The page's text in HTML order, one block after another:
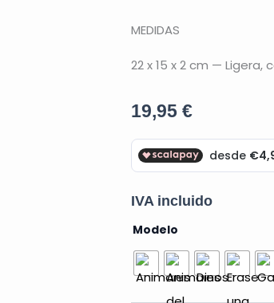
MEDIDAS
22 x 15 x 2 cm —
19,95 €
IVA incluido
Modelo
Kididraw
cantidad